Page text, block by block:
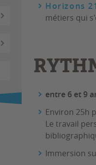
Horizons 21
métiers qui
entre 6 et 9
Environ 25h
Le travail
Immersion